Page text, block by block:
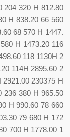
204320 H 812.80
H 838.20 66 560
68 570 H 1447.
H 1473.20 116
118 1130H 2
114H 2895.60 2
2921.00 230375 H
236 380 H 965.50
H 990.60 78 660
79 680 H 172
700 H 1778.00 1